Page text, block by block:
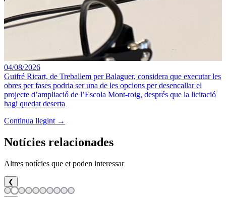
04/08/2026
Guifré Ricart, de Treballem per Balaguer, considera que executar les
obres per fases podria ser una de les opcions per desencallar el
projecte d’ampliació de l’Escola Mont-roig, després que la licitació
hagi quedat deserta
Continua llegint →
Notícies relacionades
Altres notícies que et poden interessar
❮